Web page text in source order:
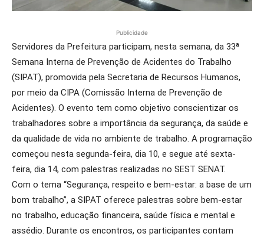
Publicidade
Servidores da Prefeitura participam, nesta semana, da 33ª
Semana Interna de Prevenção de Acidentes do Trabalho
(SIPAT), promovida pela Secretaria de Recursos Humanos,
por meio da CIPA (Comissão Interna de Prevenção de
Acidentes). O evento tem como objetivo conscientizar os
trabalhadores sobre a importância da segurança, da saúde e
da qualidade de vida no ambiente de trabalho. A programação
começou nesta segunda-feira, dia 10, e segue até sexta-
feira, dia 14, com palestras realizadas no SEST SENAT.
Com o tema “Segurança, respeito e bem-estar: a base de um
bom trabalho”, a SIPAT oferece palestras sobre bem-estar
no trabalho, educação financeira, saúde física e mental e
assédio. Durante os encontros, os participantes contam